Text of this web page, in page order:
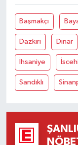
Başmakçı
Dazkırı Dinar
İhsaniye
Sandıklı